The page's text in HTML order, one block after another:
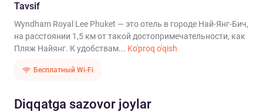
Tavsif
Wyndham Royal Lee Phuket — это отель в городе Най-Янг-Бич,
на расстоянии 1,5 км от такой достопримечательности, как
Пляж Найянг. К удобствам... Ko'proq o'qish
Бесплатный Wi-Fi
Diqqatga sazovor joylar